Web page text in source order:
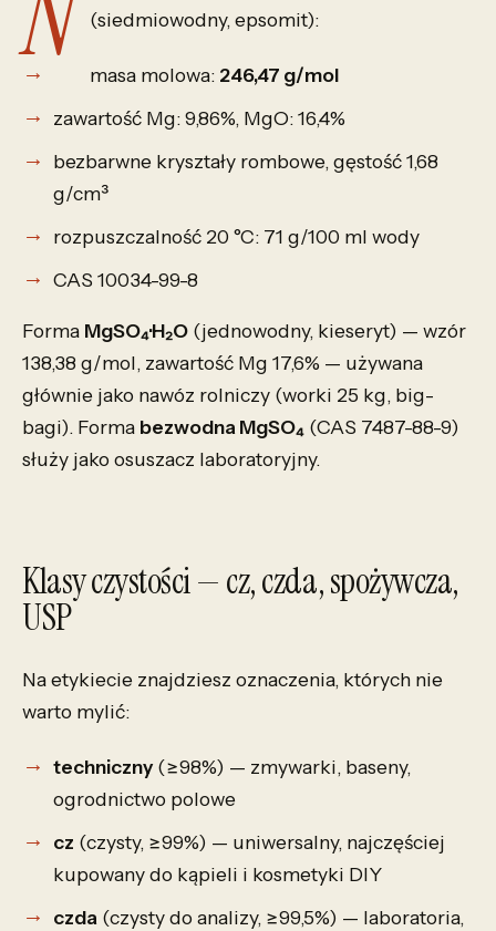
(siedmiowodny, epsomit):
masa molowa: 246,47 g/mol
zawartość Mg: 9,86%, MgO: 16,4%
bezbarwne kryształy rombowe, gęstość 1,68
g/cm³
rozpuszczalność 20 °C: 71 g/100 ml wody
CAS 10034-99-8
Forma MgSO₄·H₂O (jednowodny, kieseryt) — wzór
138,38 g/mol, zawartość Mg 17,6% — używana
głównie jako nawóz rolniczy (worki 25 kg, big-
bagi). Forma bezwodna MgSO₄ (CAS 7487-88-9)
służy jako osuszacz laboratoryjny.
Klasy czystości — cz, czda, spożywcza,
USP
Na etykiecie znajdziesz oznaczenia, których nie
warto mylić:
techniczny(≥98%) — zmywarki, baseny,
ogrodnictwo polowe
cz (czysty, ≥99%) — uniwersalny, najczęściej
kupowany do kąpieli i kosmetyki DIY
czda (czysty do analizy, ≥99,5%) — laboratoria,